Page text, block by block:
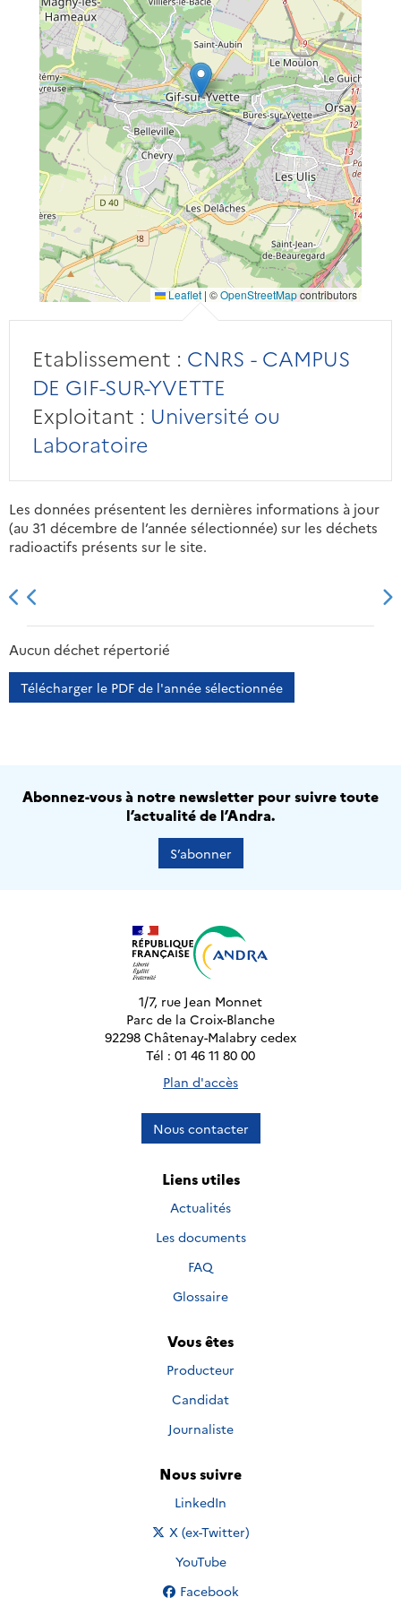
Leaflet | ©OpenStreetMapcontributors
Etablissement : CNRS - CAMPUS
DE GIF-SUR-YVETTE
Exploitant : Université ou
Laboratoire
Les données présentent les dernières informations à jour
(au 31 décembre de l’année sélectionnée) sur les déchets
radioactifs présents sur le site.
2013 2014
Aucun déchet répertorié
Télécharger le PDF de l'année sélectionnée
Abonnez-vous à notre newsletter pour suivre toute
l’actualité de l’Andra.
S’abonner
1/7, rue Jean Monnet
Parc de la Croix-Blanche
92298 Châtenay-Malabry cedex
Tél : 01 46 11 80 00
Plan d'accès
Nous contacter
Liens utiles
Actualités
Les documents
FAQ
Glossaire
Vous êtes
Producteur
Candidat
Journaliste
Nous suivre
Nous suivre sur
LinkedIn
Nous suivre sur
X (ex-Twitter)
Nous suivre sur
YouTube
Nous suivre sur
Facebook